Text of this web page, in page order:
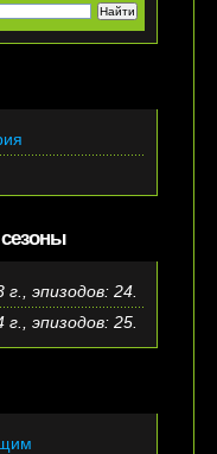
г., эпизодов: 24.
г., эпизодов: 25.